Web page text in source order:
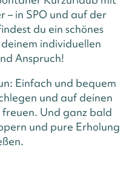
– in SPO und auf der
du ein schönes
individuellen
Anspruch!
Einfach und bequem
und auf deinen
Und ganz bald
und pure Erholung